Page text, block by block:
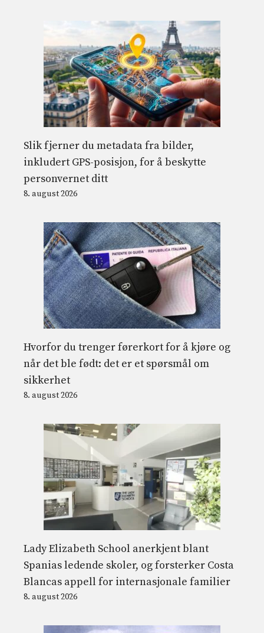
Slik fjerner du metadata fra bilder,
inkludert GPS-posisjon, for å beskytte
personvernet ditt
8. august 2026
Hvorfor du trenger førerkort for å kjøre og
når det ble født: det er et spørsmål om
sikkerhet
8. august 2026
Lady Elizabeth School anerkjent blant
Spanias ledende skoler, og forsterker Costa
Blancas appell for internasjonale familier
8. august 2026